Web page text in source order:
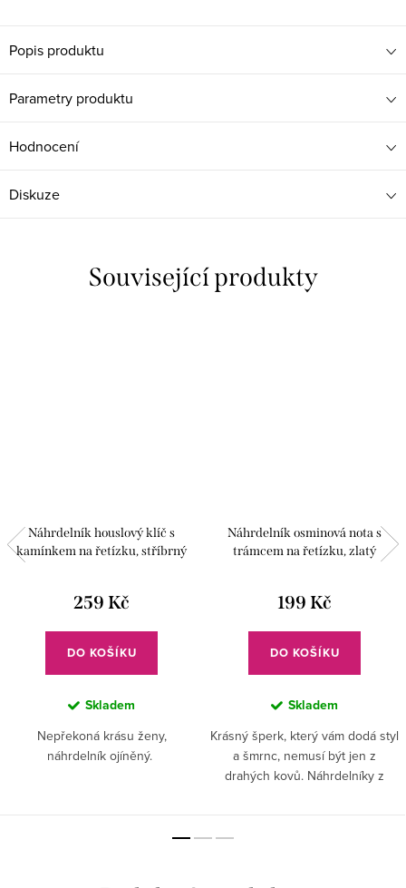
Popis produktu
Parametry produktu
Hodnocení
Diskuze
Související produkty
Náhrdelník houslový klíč s
kamínkem na řetízku, stříbrný
259 Kč
DO KOŠÍKU
Skladem
Nepřekoná krásu ženy,
náhrdelník ojíněný.
Náhrdelník osminová nota s
trámcem na řetízku, zlatý
199 Kč
DO KOŠÍKU
Skladem
Krásný šperk, který vám dodá styl
a šmrnc, nemusí být jen z
drahých kovů. Náhrdelníky z